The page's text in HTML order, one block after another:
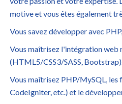
motive et vous êtes également
Vous savez développer avec
Vous maîtrisez l'intégration web
(HTML5/CSS3/SASS, Bootstrap).
Vous maîtrisez PHP/MySQL, les
CodeIgniter, etc.) et le